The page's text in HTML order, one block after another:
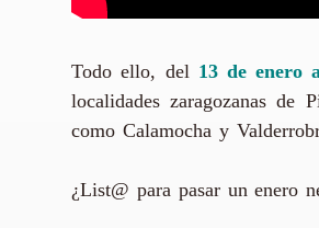
Todo ello, del 13 de enero
localidades zaragozanas
como Calamocha y
¿List@ para pasar un enero